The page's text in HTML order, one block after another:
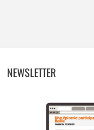
NEWSLETTER